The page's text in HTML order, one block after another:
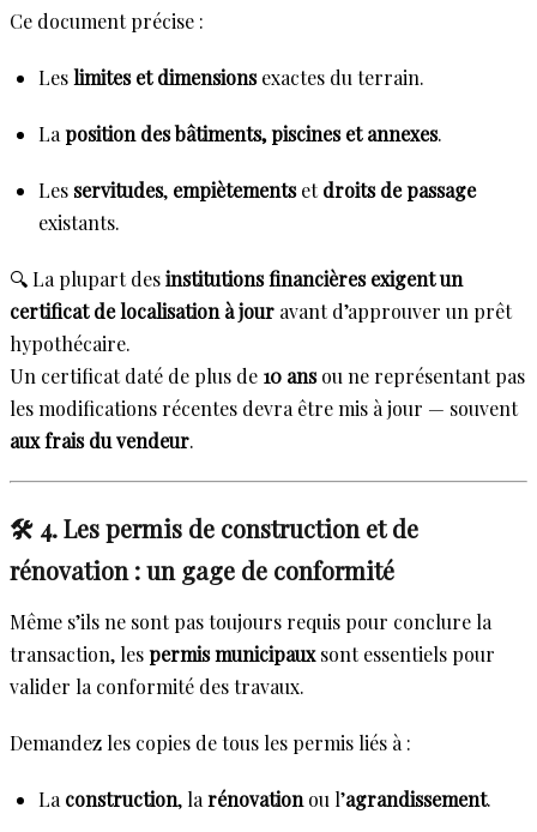
Ce document précise :
Leslimites et dimensionsexactes du terrain.
La position des bâtiments, piscines et annexes.
Les servitudes, empiètementsetdroits de passage
existants.
🔍 La plupart desinstitutions financières exigent un
certificat de localisation à jour avant d’approuver un prêt
hypothécaire.
Un certificat daté de plus de 10 ansou ne représentant pas
les modifications récentes devra être mis à jour — souvent
aux frais du vendeur.
🛠️ 4. Les permis de construction et de
rénovation : un gage de conformité
Même s’ils ne sont pas toujours requis pour conclure la
transaction, lespermis municipauxsont essentiels pour
valider la conformité des travaux.
Demandez les copies de tous les permis liés à :
La construction, la rénovation ou l’agrandissement.